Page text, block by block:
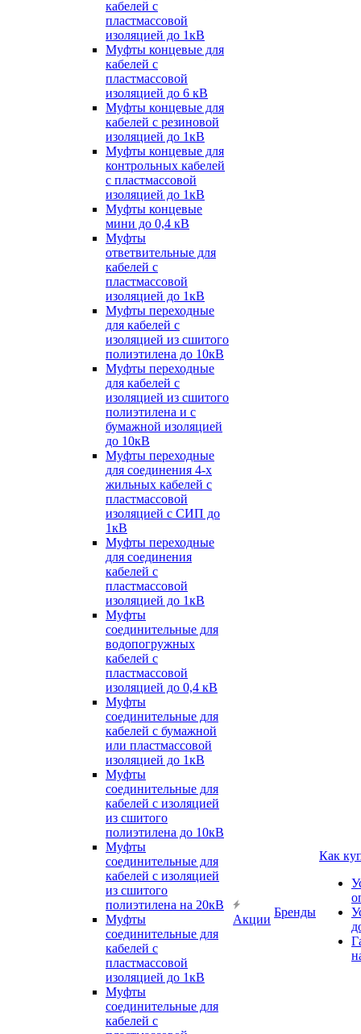
кабелей с
пластмассовой
изоляцией до 1кВ
Муфты концевые для
кабелей с
пластмассовой
изоляцией до 6 кВ
Муфты концевые для
кабелей с резиновой
изоляцией до 1кВ
Муфты концевые для
контрольных кабелей
с пластмассовой
изоляцией до 1кВ
Муфты концевые
мини до 0,4 кВ
Муфты
ответвительные для
кабелей с
пластмассовой
изоляцией до 1кВ
Муфты переходные
для кабелей с
изоляцией из сшитого
полиэтилена до 10кВ
Муфты переходные
для кабелей с
изоляцией из сшитого
полиэтилена и с
бумажной изоляцией
до 10кВ
Муфты переходные
для соединения 4-х
жильных кабелей с
пластмассовой
изоляцией с СИП до
1кВ
Муфты переходные
для соединения
кабелей с
пластмассовой
изоляцией до 1кВ
Муфты
соединительные для
водопогружных
кабелей с
пластмассовой
изоляцией до 0,4 кВ
Муфты
соединительные для
кабелей с бумажной
или пластмассовой
изоляцией до 1кВ
Муфты
соединительные для
кабелей с изоляцией
из сшитого
полиэтилена до 10кВ
Муфты
соединительные для
кабелей с изоляцией
из сшитого
полиэтилена на 20кВ
Муфты
соединительные для
кабелей с
пластмассовой
изоляцией до 1кВ
Муфты
соединительные для
кабелей с
Акции
Бренды
Как